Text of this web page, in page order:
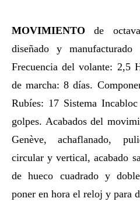
MOVIMIENTO de
diseñado y
Frecuencia del volante: 2,5
de marcha: 8 días.
Rubíes: 17 Sistema
golpes. Acabados del
Genève, achaflanado,
circular y vertical, acabado
de hueco cuadrado y
poner en hora el reloj y para